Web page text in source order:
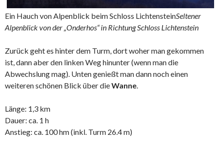
Ein Hauch von Alpenblick beim Schloss LichtensteinSeltener
Alpenblick von der „Onderhos“ in Richtung Schloss Lichtenstein
Zurück geht es hinter dem Turm, dort woher man gekommen
ist, dann aber den linken Weg hinunter (wenn man die
Abwechslung mag). Unten genießt man dann noch einen
weiteren schönen Blick über dieWanne
Länge: 1,3 km
Dauer: ca. 1 h
Anstieg: ca. 100 hm (inkl. Turm 26.4 m)